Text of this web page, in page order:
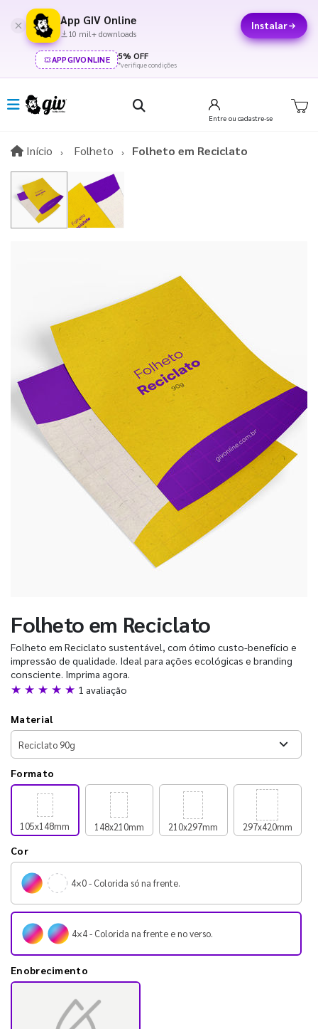
App GIV Online
10 mil+ downloads
Instalar
APPGIVONLINE 5% OFF
*verifique condições
Entre ou cadastre-se
Início InícioFolheto Folheto em Reciclato
Folheto em Reciclato
Folheto em Reciclato sustentável, com ótimo custo-benefício e
impressão de qualidade. Ideal para ações ecológicas e branding
consciente. Imprima agora.
★ ★ ★ ★ ★ 1 avaliação
Material
Formato
105x148mm 148x210mm 210x297mm 297x420mm
Cor
4×0 - Colorida só na frente.
4×4 - Colorida na frente e no verso.
Enobrecimento